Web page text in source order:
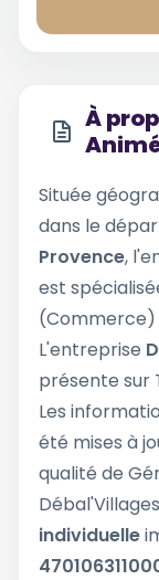
À
Située
dans le
Provence,
est
(Commerce)
L'entreprise
présente sur
Les
été mises à
qualité de
individuelle